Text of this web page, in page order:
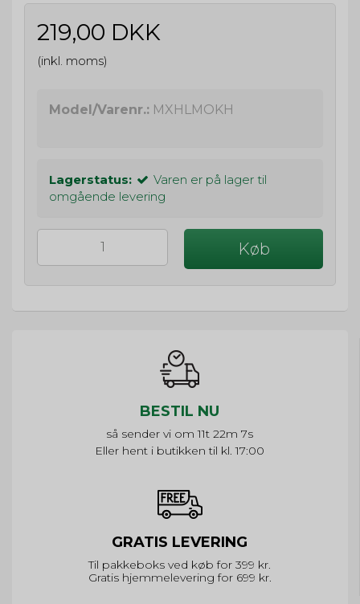
219,00 DKK
(inkl. moms)
Model/Varenr.: MXHLMOKH
Lagerstatus:
Varen er på lager til
omgående levering
Køb
BESTIL NU
så sender vi om11t 22m 7s
Eller hent i butikken til kl. 17:00
GRATIS LEVERING
Til pakkeboks ved køb for 399 kr.
Gratis hjemmelevering for 699 kr.